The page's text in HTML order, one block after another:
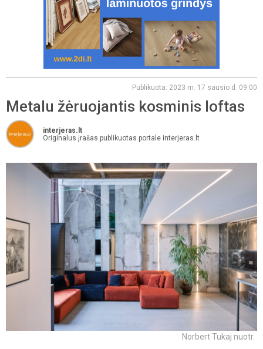
Publikuota: 2023 m. 17 sausio d. 09:00
Metalu žėruojantis kosminis loftas
interjeras.lt
Originalus įrašas publikuotas portale interjeras.lt
Norbert Tukaj nuotr.